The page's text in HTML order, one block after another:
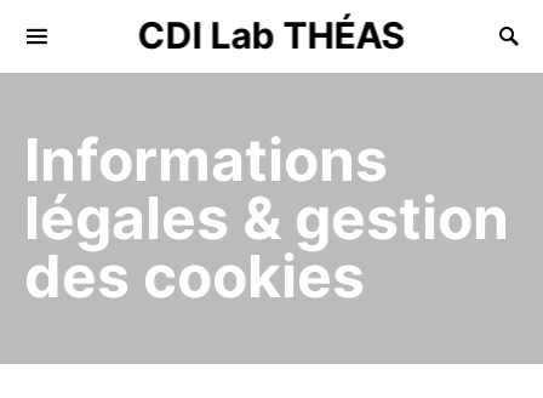
CDI Lab THÉAS
Search for:
Informations
légales & gestion
des cookies